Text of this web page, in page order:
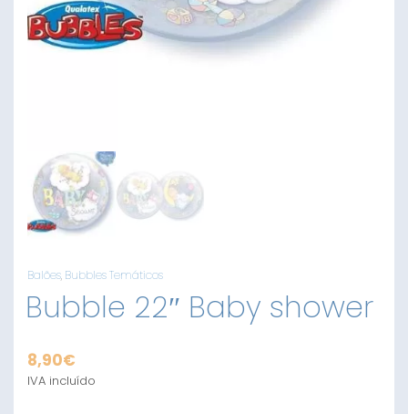
Balões, Bubbles Temáticos
Bubble 22″ Baby shower
8,90€
IVA incluído